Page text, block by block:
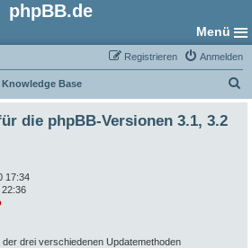
phpBB.de
Menü
Anmelden
Registrieren
Knowledge Base
u
die phpBB-Versionen 3.1, 3.2
17:34
22:36
der drei verschiedenen Updatemethoden